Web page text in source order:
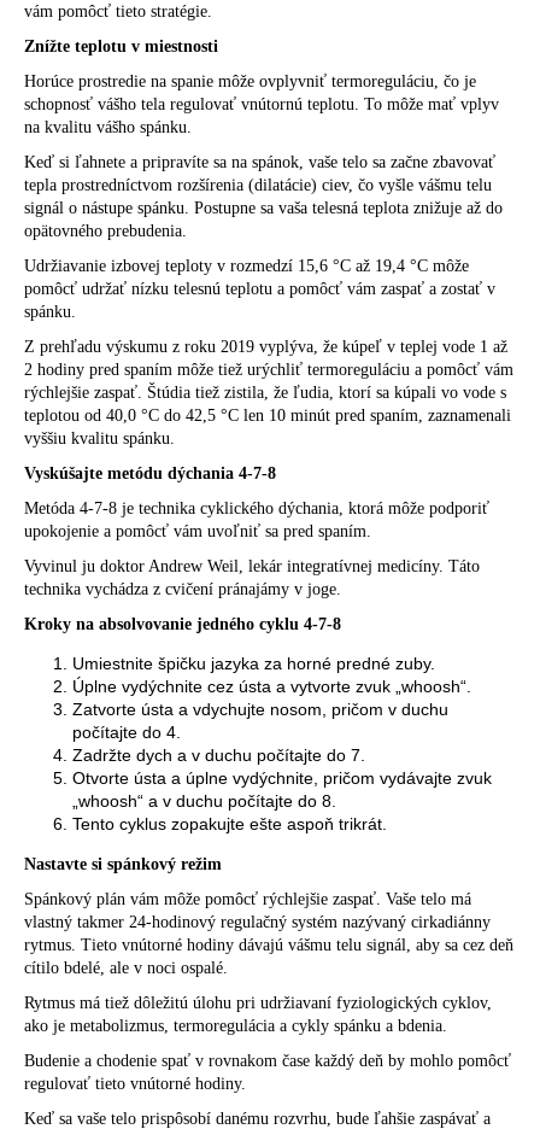
vám pomôcť tieto stratégie.
Znížte teplotu v miestnosti
Horúce prostredie na spanie môže ovplyvniť termoreguláciu , čo je
schopnosť vášho tela regulovať vnútornú teplotu. To môže mať vplyv
na kvalitu vášho spánku.
Keď si ľahnete a pripravíte sa na spánok, vaše telo sa začne zbavovať
tepla prostredníctvom rozšírenia (dilatácie) ciev, čo vyšle vášmu telu
signál o nástupe spánku. Postupne sa vaša telesná teplota znižuje až do
opätovného prebudenia.
Udržiavanie izbovej teploty v rozmedzí 15,6 °C až 19,4 °C môže
pomôcť udržať nízku telesnú teplotu a pomôcť vám zaspať a zostať v
spánku.
Z prehľadu výskumu z roku 2019 vyplýva, že kúpeľ v teplej vode 1 až
2 hodiny pred spaním môže tiež urýchliť termoreguláciu a pomôcť vám
rýchlejšie zaspať. Štúdia tiež zistila, že ľudia, ktorí sa kúpali vo vode s
teplotou od 40,0 °C do 42,5 °C len 10 minút pred spaním, zaznamenali
vyššiu kvalitu spánku.
Vyskúšajte metódu dýchania 4-7-8
Metóda 4-7-8 je technika cyklického dýchania, ktorá môže podporiť
upokojenie a pomôcť vám uvoľniť sa pred spaním.
Vyvinul ju doktor Andrew Weil, lekár integratívnej medicíny. Táto
technika vychádza z cvičení pránajámy v joge.
Kroky na absolvovanie jedného cyklu 4-7-8
Umiestnite špičku jazyka za horné predné zuby.
Úplne vydýchnite cez ústa a vytvorte zvuk „whoosh“.
Zatvorte ústa a vdychujte nosom, pričom v duchu
počítajte do 4.
Zadržte dych a v duchu počítajte do 7.
Otvorte ústa a úplne vydýchnite, pričom vydávajte zvuk
„whoosh“ a v duchu počítajte do 8.
Tento cyklus zopakujte ešte aspoň trikrát.
Nastavte si spánkový režim
Spánkový plán vám môže pomôcť rýchlejšie zaspať. Vaše telo má
vlastný takmer 24-hodinový regulačný systém nazývaný cirkadiánny
rytmus . Tieto vnútorné hodiny dávajú vášmu telu signál, aby sa cez deň
cítilo bdelé, ale v noci ospalé.
Rytmus má tiež dôležitú úlohu pri udržiavaní fyziologických cyklov,
ako je metabolizmus, termoregulácia a cykly spánku a bdenia.
Budenie a chodenie spať v rovnakom čase každý deň by mohlo pomôcť
regulovať tieto vnútorné hodiny.
Keď sa vaše telo prispôsobí danému rozvrhu, bude ľahšie zaspávať a